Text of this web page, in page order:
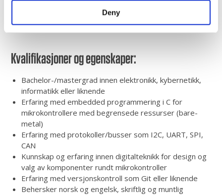
Deny
Utarbeidelse av spesifikasjon og dokumentasjon
Kvalifikasjoner​ og egenskaper:
Bachelor-/mastergrad innen elektronikk, kybernetikk,
informatikk eller liknende
Erfaring med embedded programmering i C for
mikrokontrollere med begrensede ressurser (bare-
metal)
Erfaring med protokoller/busser som I2C, UART, SPI,
CAN
Kunnskap og erfaring innen digitalteknikk for design og
valg av komponenter rundt mikrokontroller
Erfaring med versjonskontroll som Git eller liknende
Behersker norsk og engelsk, skriftlig og muntlig